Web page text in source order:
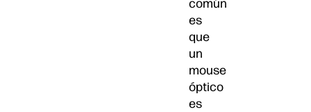
común
es
que
un
mouse
óptico
es